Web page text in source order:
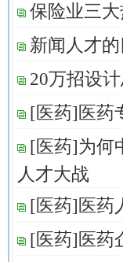
保险业三
新闻人才
20万招设
[医药]医药
[医药]为何
人才大战
[医药]医药
[医药]医药